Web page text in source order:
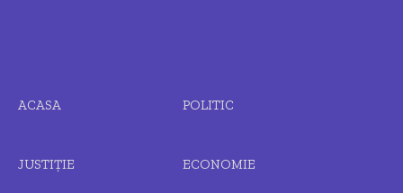
ACASA POLITIC
JUSTIȚIE ECONOMIE